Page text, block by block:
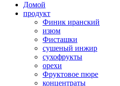
Домой
продукт
Финик иранский
изюм
Фисташки
сушеный инжир
сухофрукты
орехи
Фруктовое пюре
концентраты